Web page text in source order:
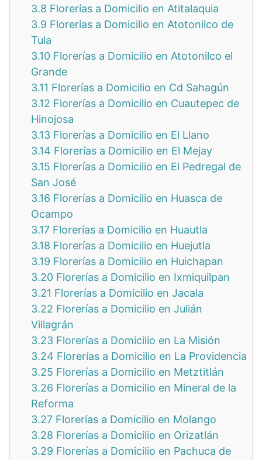
3.8 Florerías a Domicilio en Atitalaquia
3.9 Florerías a Domicilio en Atotonilco de
Tula
3.10 Florerías a Domicilio en Atotonilco el
Grande
3.11 Florerías a Domicilio en Cd Sahagún
3.12 Florerías a Domicilio en Cuautepec de
Hinojosa
3.13 Florerías a Domicilio en El Llano
3.14 Florerías a Domicilio en El Mejay
3.15 Florerías a Domicilio en El Pedregal de
San José
3.16 Florerías a Domicilio en Huasca de
Ocampo
3.17 Florerías a Domicilio en Huautla
3.18 Florerías a Domicilio en Huejutla
3.19 Florerías a Domicilio en Huichapan
3.20 Florerías a Domicilio en Ixmiquilpan
3.21 Florerías a Domicilio en Jacala
3.22 Florerías a Domicilio en Julián
Villagrán
3.23 Florerías a Domicilio en La Misión
3.24 Florerías a Domicilio en La Providencia
3.25 Florerías a Domicilio en Metztitlán
3.26 Florerías a Domicilio en Mineral de la
Reforma
3.27 Florerías a Domicilio en Molango
3.28 Florerías a Domicilio en Orizatlán
3.29 Florerías a Domicilio en Pachuca de